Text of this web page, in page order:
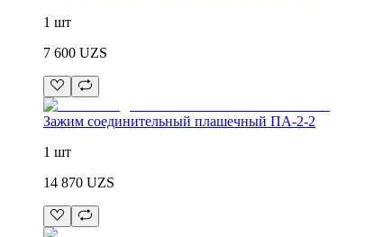
1 шт
7 600 UZS
Зажим соединительный плашечный ПА-2-2
1 шт
14 870 UZS